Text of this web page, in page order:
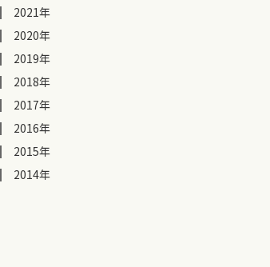
2021年
2020年
2019年
2018年
2017年
2016年
2015年
2014年